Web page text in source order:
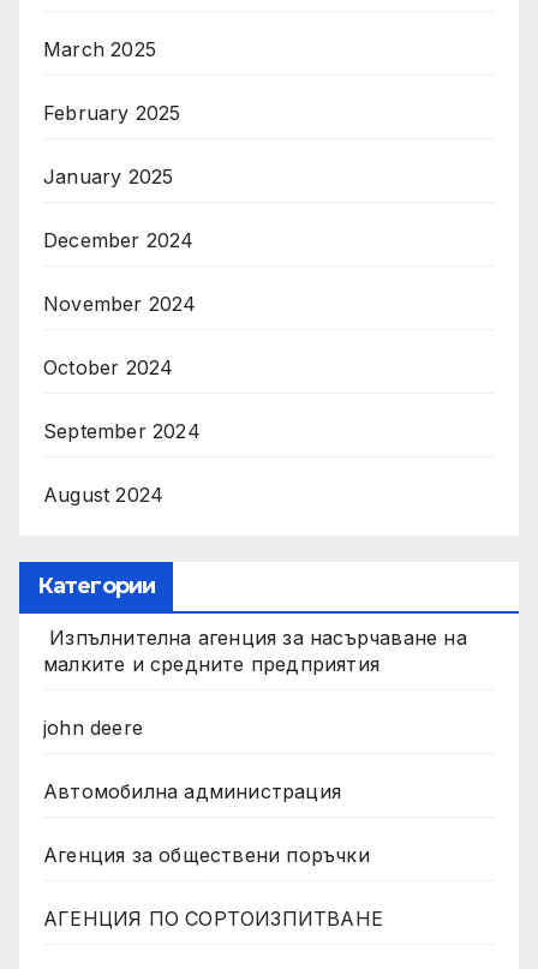
March 2025
February 2025
January 2025
December 2024
November 2024
October 2024
September 2024
August 2024
Категории
Изпълнителна агенция за насърчаване на
малките и средните предприятия
john deere
Автомобилна администрация
Агенция за обществени поръчки
АГЕНЦИЯ ПО СОРТОИЗПИТВАНЕ